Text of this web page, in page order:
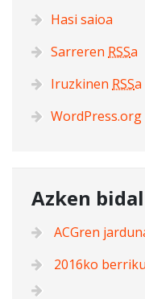
Hasi saioa
Sarreren RSSa
Iruzkinen RSSa
WordPress.org
Azken
ACGren
2016ko